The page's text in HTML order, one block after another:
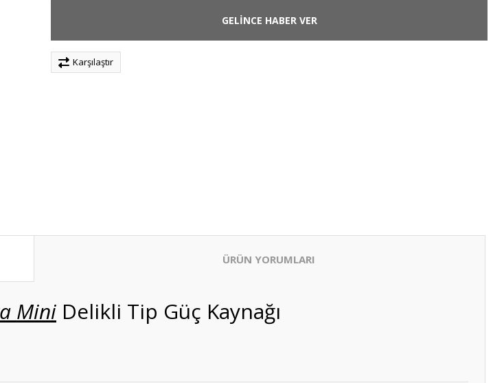
GELİNCE HABER VER
Karşılaştır
ÜRÜN YORUMLARI
Mini Delikli Tip Güç Kaynağı